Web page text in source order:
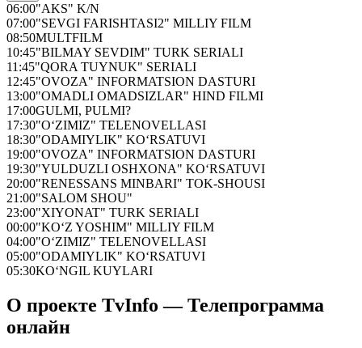
06:00"AKS" K/N
07:00"SEVGI FARISHTASI2" MILLIY FILM
08:50MULTFILM
10:45"BILMAY SEVDIM" TURK SERIALI
11:45"QORA TUYNUK" SERIALI
12:45"OVOZA" INFORMATSION DASTURI
13:00"OMADLI OMADSIZLAR" HIND FILMI
17:00GULMI, PULMI?
17:30"O‘ZIMIZ" TELENOVELLASI
18:30"ODAMIYLIK" KO‘RSATUVI
19:00"OVOZA" INFORMATSION DASTURI
19:30"YULDUZLI OSHXONA" KO‘RSATUVI
20:00"RENESSANS MINBARI" TOK-SHOUSI
21:00"SALOM SHOU"
23:00"XIYONAT" TURK SERIALI
00:00"KO‘Z YOSHIM" MILLIY FILM
04:00"O‘ZIMIZ" TELENOVELLASI
05:00"ODAMIYLIK" KO‘RSATUVI
05:30KO‘NGIL KUYLARI
О проекте TvInfo — Телепрограмма
онлайн